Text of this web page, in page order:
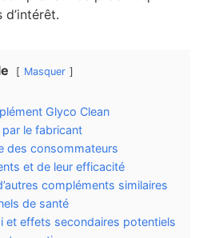
Masquer
Glyco Clean
le fabricant
des consommateurs
et de leur efficacité
compléments similaires
de santé
et effets secondaires potentiels